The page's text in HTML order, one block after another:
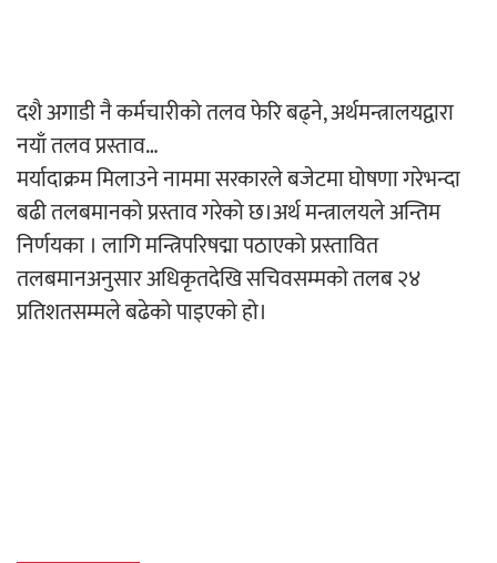
अर्जुन चन्द्रको ‘संवेदनाका प्रतिध्वनि’
मुक्तकसङ्ग्रह लोकार्पण
‘दुर्गा’ निर्माण गर्दै सम्राट
दशै अगाडी नै कर्मचारीको तलव फेरि बढ्ने, अर्थमन्त्रालयद्वारा
नयाँ तलव प्रस्ताव…
मर्यादाक्रम मिलाउने नाममा सरकारले बजेटमा घोषणा गरेभन्दा
बढी तलबमानको प्रस्ताव गरेको छ।अर्थ मन्त्रालयले अन्तिम
निर्णयका । लागि मन्त्रिपरिषद्मा पठाएको प्रस्तावित
तलबमानअनुसार अधिकृतदेखि सचिवसम्मको तलब २४
प्रतिशतसम्मले बढेको पाइएको हो।